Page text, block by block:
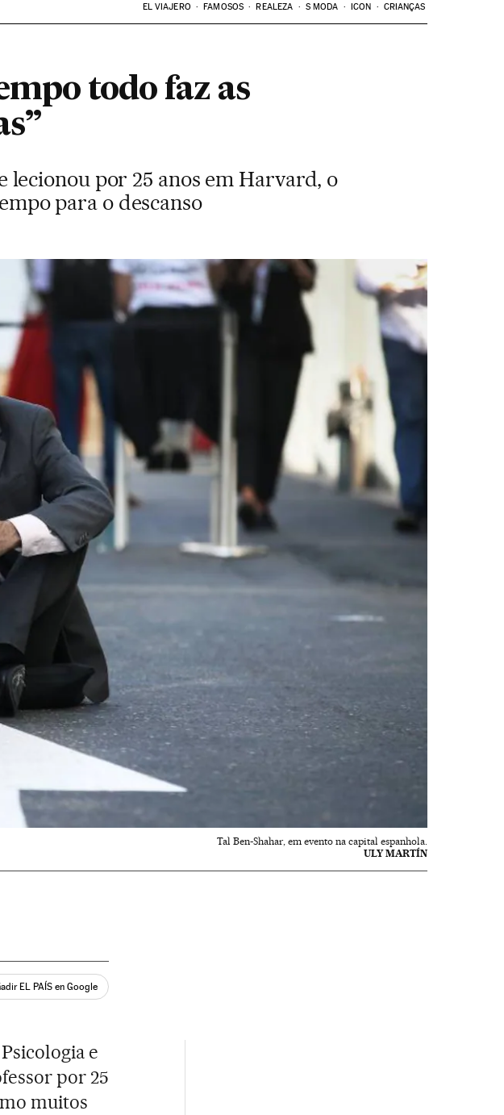
EL VIAJERO FAMOSOS REALEZA S MODA ICON CRIANÇAS
todo faz as
lecionou por 25 anos em Harvard, o
para o descanso
Tal Ben-Shahar, em evento na capital espanhola.
ULY MARTÍN
EL PAÍS en Google
e
por 25
muitos